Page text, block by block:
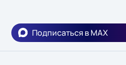
Подписаться в MAX